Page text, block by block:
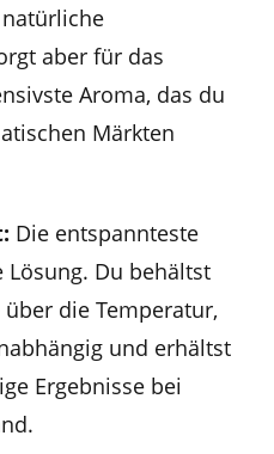
aber für das
Aroma, das du
Märkten
Die entspannteste
Lösung. Du behältst
die Temperatur,
und erhältst
Ergebnisse bei